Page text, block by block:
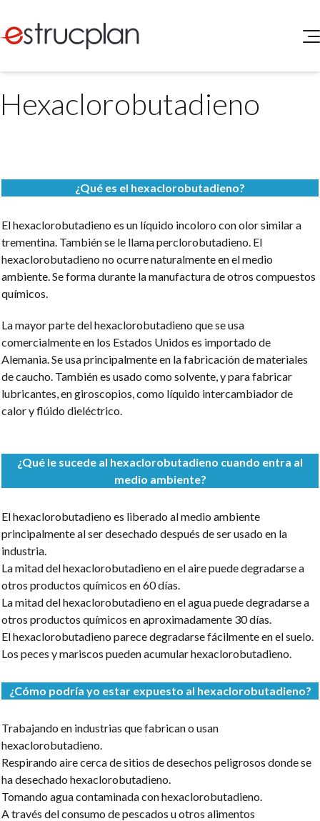
SERVICIOS
Legislación
Buscador de Legislación
Matriz Premium
Matriz Profesional
Hexaclorobutadieno
¿Qué es el hexaclorobutadieno?
El hexaclorobutadieno es un líquido incoloro con olor similar a
trementina. También se le llama perclorobutadieno. El
hexaclorobutadieno no ocurre naturalmente en el medio
ambiente. Se forma durante la manufactura de otros compuestos
químicos.
La mayor parte del hexaclorobutadieno que se usa
comercialmente en los Estados Unidos es importado de
Alemania. Se usa principalmente en la fabricación de materiales
de caucho. También es usado como solvente, y para fabricar
lubricantes, en giroscopios, como líquido intercambiador de
calor y flúido dieléctrico.
¿Qué le sucede al hexaclorobutadieno cuando entra al
medio ambiente?
El hexaclorobutadieno es liberado al medio ambiente
principalmente al ser desechado después de ser usado en la
industria.
La mitad del hexaclorobutadieno en el aire puede degradarse a
otros productos químicos en 60 días.
La mitad del hexaclorobutadieno en el agua puede degradarse a
otros productos químicos en aproximadamente 30 días.
El hexaclorobutadieno parece degradarse fácilmente en el suelo.
Los peces y mariscos pueden acumular hexaclorobutadieno.
¿Cómo podría yo estar expuesto al hexaclorobutadieno?
Trabajando en industrias que fabrican o usan
hexaclorobutadieno.
Respirando aire cerca de sitios de desechos peligrosos donde se
ha desechado hexaclorobutadieno.
Tomando agua contaminada con hexaclorobutadieno.
A través del consumo de pescados u otros alimentos